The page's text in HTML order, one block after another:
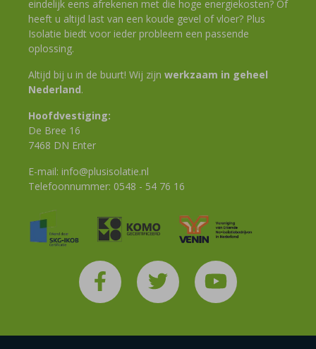
eindelijk eens afrekenen met die hoge energiekosten? Of
heeft u altijd last van een koude gevel of vloer? Plus
Isolatie biedt voor ieder probleem een passende
oplossing.
Altijd bij u in de buurt! Wij zijn werkzaam in geheel
Nederland.
Hoofdvestiging:
De Bree 16
7468 DN Enter
E-mail: info@plusisolatie.nl
Telefoonnummer: 0548 - 54 76 16